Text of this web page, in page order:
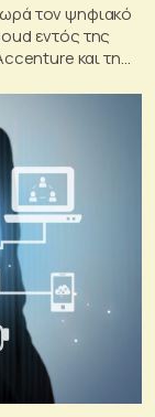
τον ψηφιακό
εντός της
και τη